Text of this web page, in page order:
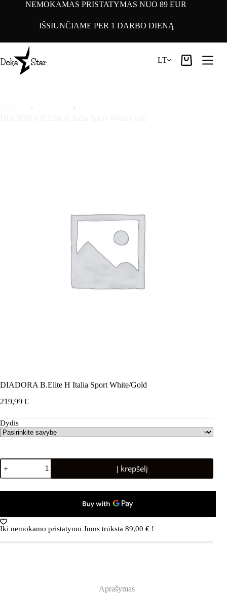
NEMOKAMAS PRISTATYMAS NUO 89 EUR
IŠSIUNČIAME PER 1 DARBO DIENĄ
LT
Pirkinių
DIADORA B.Elite H Italia Sport White/Gold
219,99 €
Dydis
produkto
kiekis:
DIADORA
White/Gold
Į krepšelį
Iki nemokamo pristatymo Jums trūksta 89,00 € !
Aprašymas